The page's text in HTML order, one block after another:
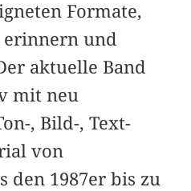
Formate,
erinnern und
aktuelle Band
mit neu
, Bild-, Text-
von
den 1987er bis zu